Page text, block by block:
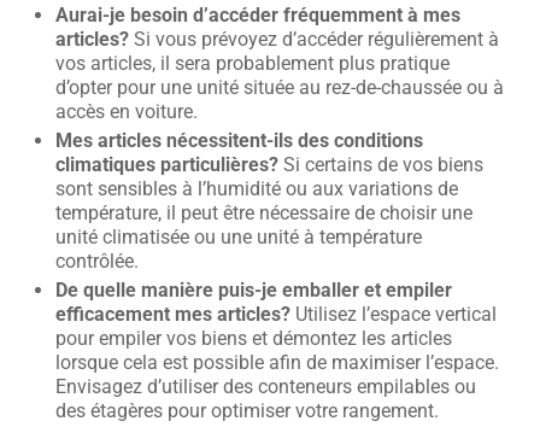
Aurai-je besoin d’accéder fréquemment à mes
articles? Si vous prévoyez d’accéder régulièrement à
vos articles, il sera probablement plus pratique
d’opter pour une unité située au rez-de-chaussée ou à
accès en voiture.
Mes articles nécessitent-ils des conditions
climatiques particulières? Si certains de vos biens
sont sensibles à l’humidité ou aux variations de
température, il peut être nécessaire de choisir une
unité climatisée ou une unité à température
contrôlée.
De quelle manière puis-je emballer et empiler
efficacement mes articles? Utilisez l’espace vertical
pour empiler vos biens et démontez les articles
lorsque cela est possible afin de maximiser l’espace.
Envisagez d’utiliser des conteneurs empilables ou
des étagères pour optimiser votre rangement.